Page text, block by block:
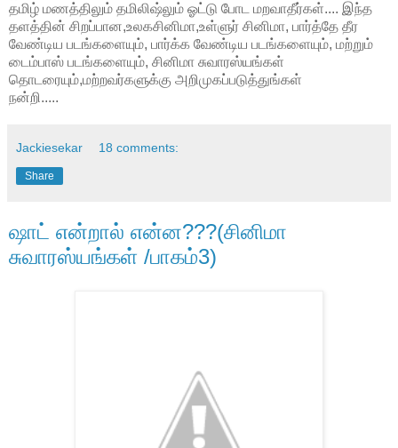
தமிழ் மணத்திலும் தமிலிஷ்லும் ஓட்டு போட மறவாதீர்கள்.... இந்த
தளத்தின் சிறப்பான,உலகசினிமா,உள்ளுர் சினிமா, பார்த்தே தீர
வேண்டிய படங்களையும், பார்க்க வேண்டிய படங்களையும், மற்றும்
டைம்பாஸ் படங்களையும், சினிமா சுவாரஸ்யங்கள்
தொடரையும்,மற்றவர்களுக்கு அறிமுகப்படுத்துங்கள்
நன்றி.....
Jackiesekar 18 comments:
Share
ஷாட் என்றால் என்ன???(சினிமா
சுவாரஸ்யங்கள் /பாகம்3)